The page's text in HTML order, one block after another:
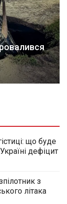
що буде
дефіцит
з
літака